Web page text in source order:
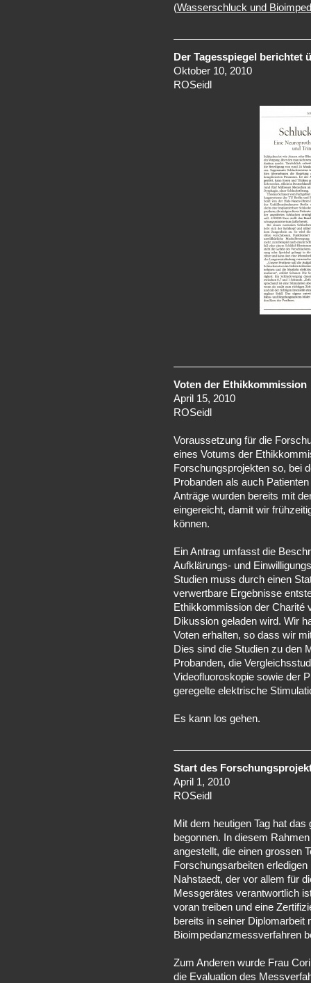
(Wasserschluck und
Der Tagesspiegel berichtet
Oktober 10, 2010
ROSeidl
Voten der Ethikkommission
April 15, 2010
ROSeidl
Voraussetzung für die
eines Votums der
Forschungsprojekten so, bei
Probanden als auch
Anträge wurden bereits mit
eingereicht, damit wir
können.
Ein Antrag umfasst die
Aufklärungs- und
Studien muss durch einen
verwertbare Ergebnisse
Ethikkommission der Charité
Dikussion geladen wird. Wir
Voten erhalten, so dass wir
Dies sind die Studien zu den
Probanden, die
Videofluoroskopie sowie der
geregelte elektrische
Es kann los gehen.
Start des
April 1, 2010
ROSeidl
Mit dem heutigen Tag hat
begonnen. In diesem
angestellt, die einen grossen
Forschungsarbeiten
Nahstaedt, der vor allem für
Messgerätes verantwortlich
voran treiben und eine
bereits in seiner Diplomarbeit
Bioimpedanzmessverfahren
Zum Anderen wurde Frau
die Evaluation des